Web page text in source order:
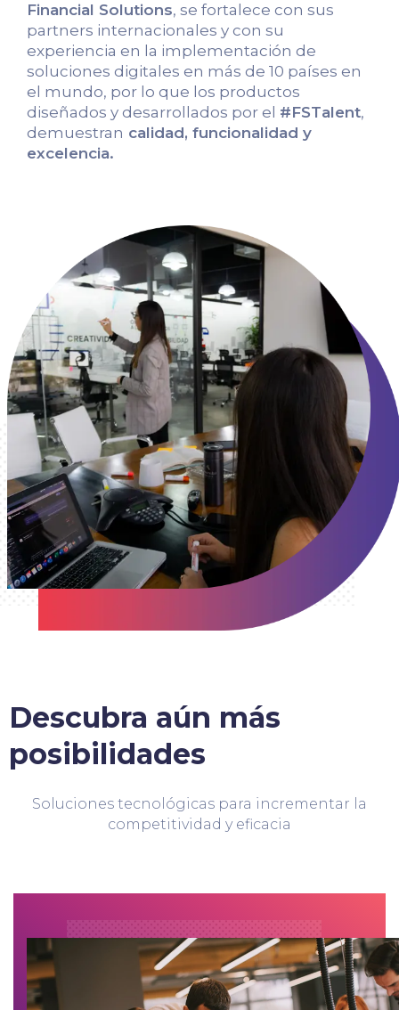
Financial Solutions, se fortalece con sus
partners internacionales y con su
experiencia en la implementación de
soluciones digitales en más de 10 países en
el mundo, por lo que los productos
diseñados y desarrollados por el #FSTalent,
demuestran calidad, funcionalidad y
excelencia.
Descubra aún más
posibilidades
Soluciones tecnológicas para incrementar la
competitividad y eficacia